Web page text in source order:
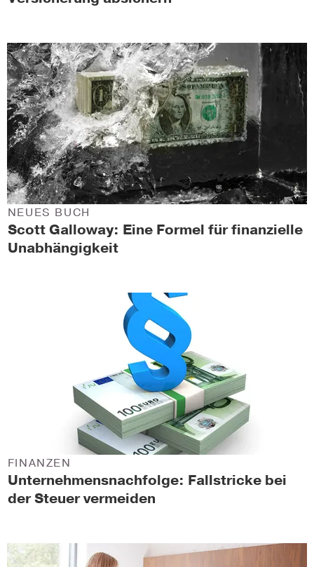
Scott Galloway: Eine Formel für finanzielle
Unabhängigkeit
NEUES BUCH
Unternehmensnachfolge: Fallstricke bei
der Steuer vermeiden
FINANZEN